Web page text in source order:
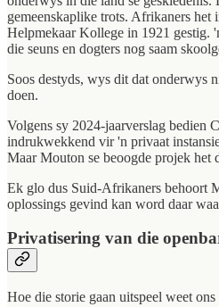
gemeenskaplike trots. Afrikaners het
Helpmekaar Kollege in 1921 gestig.
die seuns en dogters nog saam
Soos destyds, wys dit dat onderwys
doen.
Volgens sy 2024-jaarverslag bedien
indrukwekkend vir 'n privaat
Maar Mouton se beoogde projek het
Ek glo dus Suid-Afrikaners behoort
oplossings gevind kan word daar
Privatisering van die
Hoe die storie gaan uitspeel weet